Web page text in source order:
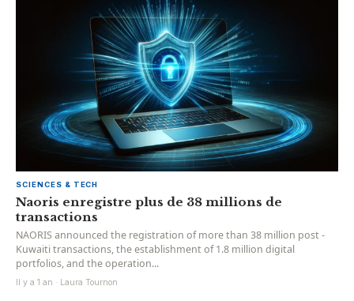
SCIENCES & TECH
Naoris enregistre plus de 38 millions de
transactions
NAORIS announced the registration of more than 38 million post -
Kuwaiti transactions, the establishment of 1.8 million digital
portfolios, and the operation...
Il y a 1 an · Laura Tournon